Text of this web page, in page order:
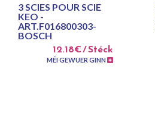
3 SCIES POUR SCIE
KEO -
ART.F016800303-
BOSCH
12.18€ / Stéck
MÉI GEWUER GINN